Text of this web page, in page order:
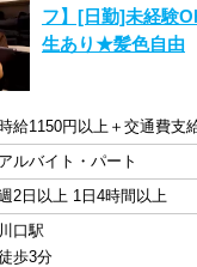
フ】[日勤]未経験
生あり★髪色自由
給1150円以上＋交通費支
アルバイト・パート
2日以上 1日4時間以上
川口駅
歩3分